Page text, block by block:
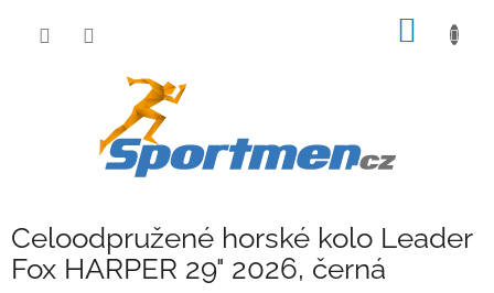
Celoodpružené horské kolo Leader
Fox HARPER 29" 2026, černá